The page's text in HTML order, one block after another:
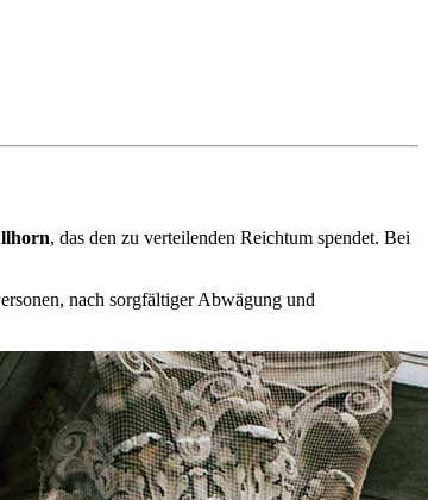
, das den zu verteilenden Reichtum spendet. Bei
nach sorgfältiger Abwägung und